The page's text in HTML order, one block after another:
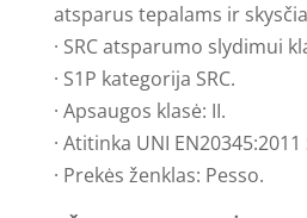
atsparus tepalams ir
· SRC atsparumo slydimui
· S1P kategorija SRC.
· Apsaugos klasė: II.
· Atitinka UNI EN20345:2011
· Prekės ženklas: Pesso.